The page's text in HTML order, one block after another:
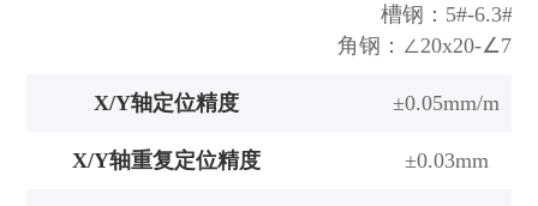
槽钢：5#-6.3#
角钢：∠20x20-
X/Y轴定位精度 ±0.05mm/m
X/Y轴重复定位精度 ±0.03mm